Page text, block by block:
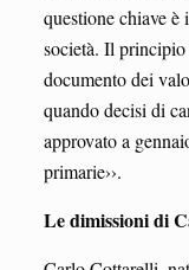
questione chiave è
società. Il principio
documento dei
quando decisi di
approvato a
primarie››.
Le dimissioni di